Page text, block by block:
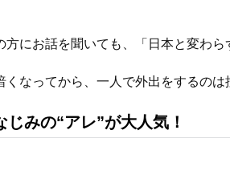
にお話を聞いても、「日本と変わら
なってから、一人で外出をするのは
みの“アレ”が大人気！